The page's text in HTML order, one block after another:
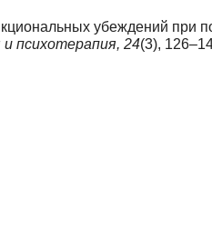
убеждений при
психотерапия, 24(3),